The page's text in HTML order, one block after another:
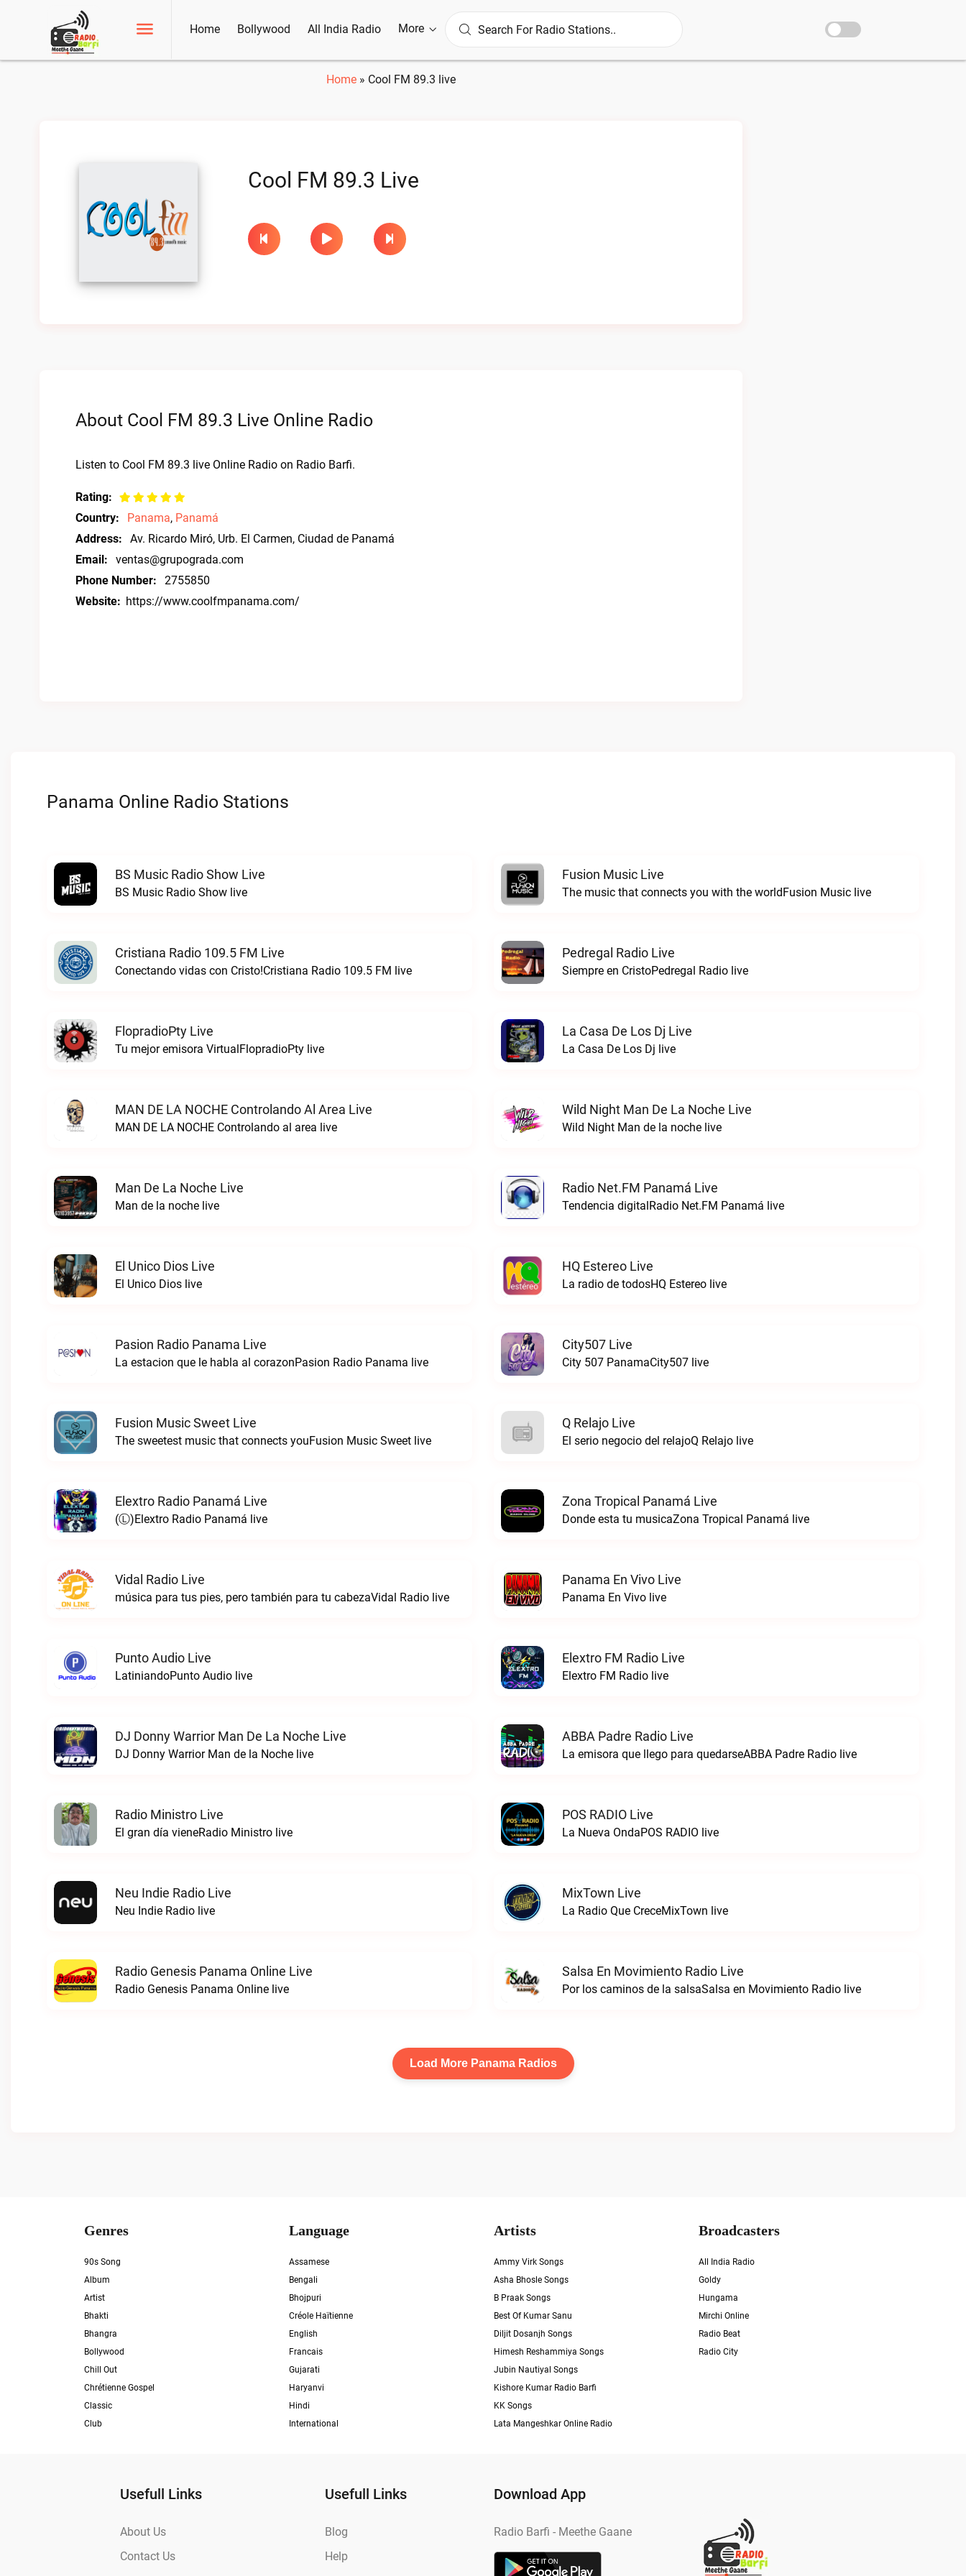
Home Bollywood All India Radio More
Home » Cool FM 89.3 live
Cool FM 89.3 Live
About Cool FM 89.3 Live Online Radio
Listen to Cool FM 89.3 live Online Radio on Radio Barfi.
Rating:
Country:
Panama, Panamá
Address:
Av. Ricardo Miró, Urb. El Carmen, Ciudad de Panamá
Email:
ventas@grupograda.com
Phone Number:
2755850
Website: https://www.coolfmpanama.com/
Panama Online Radio Stations
BS Music Radio Show Live
BS Music Radio Show live
Fusion Music Live
The music that connects you with the worldFusion Music live
Cristiana Radio 109.5 FM Live
Conectando vidas con Cristo!Cristiana Radio 109.5 FM live
Pedregal Radio Live
Siempre en CristoPedregal Radio live
FlopradioPty Live
Tu mejor emisora VirtualFlopradioPty live
La Casa De Los Dj Live
La Casa De Los Dj live
MAN DE LA NOCHE Controlando Al Area Live
MAN DE LA NOCHE Controlando al area live
Wild Night Man De La Noche Live
Wild Night Man de la noche live
Man De La Noche Live
Man de la noche live
Radio Net.FM Panamá Live
Tendencia digitalRadio Net.FM Panamá live
El Unico Dios Live
El Unico Dios live
HQ Estereo Live
La radio de todosHQ Estereo live
Pasion Radio Panama Live
La estacion que le habla al corazonPasion Radio Panama live
City507 Live
City 507 PanamaCity507 live
Fusion Music Sweet Live
The sweetest music that connects youFusion Music Sweet live
Q Relajo Live
El serio negocio del relajoQ Relajo live
Elextro Radio Panamá Live
(Ⓛ)Elextro Radio Panamá live
Zona Tropical Panamá Live
Donde esta tu musicaZona Tropical Panamá live
Vidal Radio Live
música para tus pies, pero también para tu cabezaVidal Radio live
Panama En Vivo Live
Panama En Vivo live
Punto Audio Live
LatiniandoPunto Audio live
Elextro FM Radio Live
Elextro FM Radio live
DJ Donny Warrior Man De La Noche Live
DJ Donny Warrior Man de la Noche live
ABBA Padre Radio Live
La emisora que llego para quedarseABBA Padre Radio live
Radio Ministro Live
El gran día vieneRadio Ministro live
POS RADIO Live
La Nueva OndaPOS RADIO live
Neu Indie Radio Live
Neu Indie Radio live
MixTown Live
La Radio Que CreceMixTown live
Radio Genesis Panama Online Live
Radio Genesis Panama Online live
Salsa En Movimiento Radio Live
Por los caminos de la salsaSalsa en Movimiento Radio live
Load More Panama Radios
Genres
90s Song
Album
Artist
Bhakti
Bhangra
Bollywood
Chill Out
Chrétienne Gospel
Classic
Club
Language
Assamese
Bengali
Bhojpuri
Créole Haïtienne
English
Francais
Gujarati
Haryanvi
Hindi
International
Artists
Ammy Virk Songs
Asha Bhosle Songs
B Praak Songs
Best Of Kumar Sanu
Diljit Dosanjh Songs
Himesh Reshammiya Songs
Jubin Nautiyal Songs
Kishore Kumar Radio Barfi
KK Songs
Lata Mangeshkar Online Radio
Broadcasters
All India Radio
Goldy
Hungama
Mirchi Online
Radio Beat
Radio City
Usefull Links
About Us
Contact Us
Usefull Links
Blog
Help
Download App
Radio Barfi - Meethe Gaane